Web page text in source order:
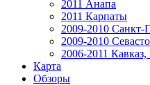
2011 Анапа
2011 Карпаты
2009-2010 Санкт-
2009-2010
2006-2011
Карта
Обзоры